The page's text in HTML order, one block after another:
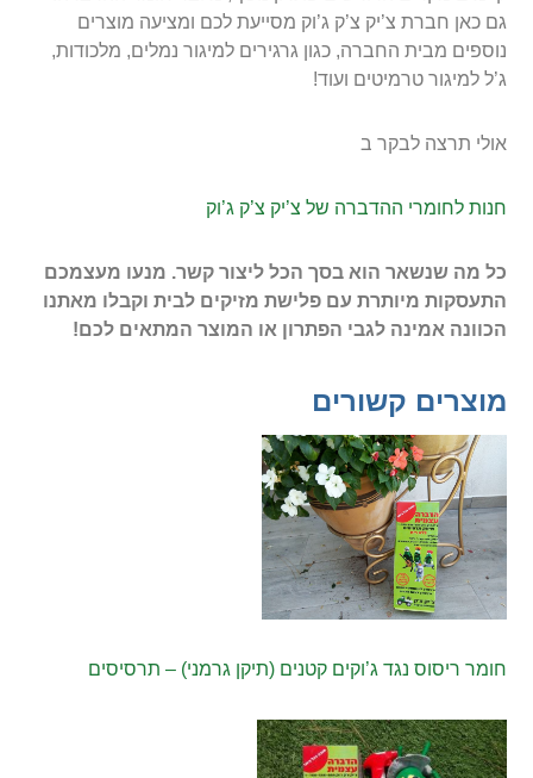
גם כאן חברת צ’יק צ’ק ג’וק מסייעת לכם ומציעה מוצרים
נוספים מבית החברה, כגון גרגירים למיגור נמלים, מלכודות,
ג’ל למיגור טרמיטים ועוד!
אולי תרצה לבקר ב
חנות לחומרי ההדברה של צ’יק צ’ק ג’וק
כל מה שנשאר הוא בסך הכל ליצור קשר. מנעו מעצמכם
התעסקות מיותרת עם פלישת מזיקים לבית וקבלו מאתנו
הכוונה אמינה לגבי הפתרון או המוצר המתאים לכם!
מוצרים קשורים
חומר ריסוס נגד ג’וקים קטנים (תיקן גרמני) – תרסיסים